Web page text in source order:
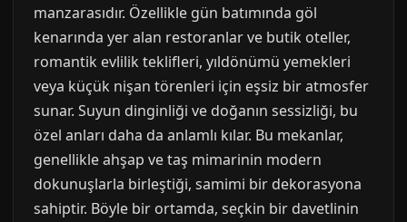
manzarasıdır. Özellikle gün batımında göl
kenarında yer alan restoranlar ve butik oteller,
romantik evlilik teklifleri, yıldönümü yemekleri
veya küçük nişan törenleri için eşsiz bir atmosfer
sunar. Suyun dinginliği ve doğanın sessizliği, bu
özel anları daha da anlamlı kılar. Bu mekanlar,
genellikle ahşap ve taş mimarinin modern
dokunuşlarla birleştiği, samimi bir dekorasyona
sahiptir. Böyle bir ortamda, seçkin bir davetlinin